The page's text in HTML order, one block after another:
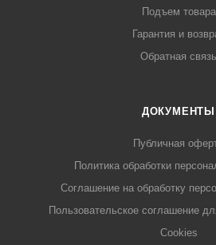
Подъем товара
Гарантия и
Обратная связь
ДОКУМЕНТЫ
Публичная
Политика обработки
Соглашение на обработку
Пользовательское соглашение
Cookies